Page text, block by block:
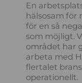
En
hälsosam för
för en så
som möjligt.
området har
arbeta med
flertalet
operationellt.